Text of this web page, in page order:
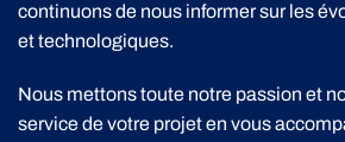
continuons de nous informer sur les
et technologiques.
Nous mettons toute notre passion et
service de votre projet en vous